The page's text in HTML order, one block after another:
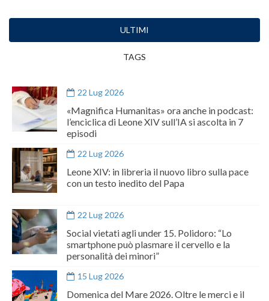
ULTIMI
TAGS
22 Lug 2026
«Magnifica Humanitas» ora anche in podcast:
l’enciclica di Leone XIV sull’IA si ascolta in 7
episodi
22 Lug 2026
Leone XIV: in libreria il nuovo libro sulla pace
con un testo inedito del Papa
22 Lug 2026
Social vietati agli under 15. Polidoro: “Lo
smartphone può plasmare il cervello e la
personalità dei minori”
15 Lug 2026
Domenica del Mare 2026. Oltre le merci e il